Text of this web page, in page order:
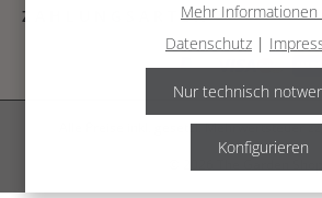
ZAHLUNGSARTEN
Alle Preise inkl. gesetzl. Mehrwertsteuer
Mehr Informationen
Datenschutz |
Nur technisch
Konfigurieren